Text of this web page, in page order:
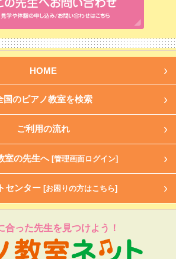
HOME
国のピアノ教室を検索
ご利用の流れ
室の先生へ [管理画面ログイン]
センター [お困りの方はこちら]
合った先生を見つけよう！